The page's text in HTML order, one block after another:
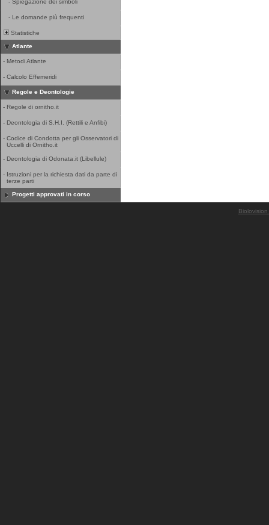
- Spiegazione dei simboli
- Le domande più frequenti
Statistiche
Atlante
- Metodi Atlante
- Calcolo Effemeridi
Regole e Deontologie
- Regole di ornitho.it
- Deontologia di S.H.I. (Rettili e Anfibi)
- Codice di Condotta per gli Osservatori di
Uccelli di Ornitho.it
- Deontologia di Odonata.it (Libellule)
- Istruzioni per la richiesta dati da parte di
terze parti
Progetti approvati in corso
Biolovision